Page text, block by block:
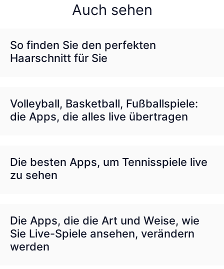
Auch sehen
So finden Sie den perfekten
Haarschnitt für Sie
Volleyball, Basketball, Fußballspiele:
die Apps, die alles live übertragen
Die besten Apps, um Tennisspiele live
zu sehen
Die Apps, die die Art und Weise, wie
Sie Live-Spiele ansehen, verändern
werden